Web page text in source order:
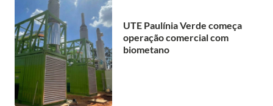
UTE Paulínia Verde começa
operação comercial com
biometano